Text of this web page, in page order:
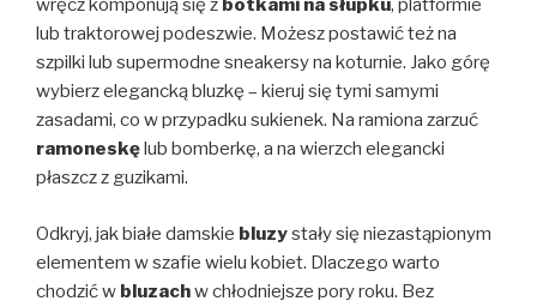
wręcz komponują się z botkami na słupku, platformie
lub traktorowej podeszwie. Możesz postawić też na
szpilki lub supermodne sneakersy na koturnie. Jako górę
wybierz elegancką bluzkę – kieruj się tymi samymi
zasadami, co w przypadku sukienek. Na ramiona zarzuć
ramoneskęlub bomberkę, a na wierzch elegancki
płaszcz z guzikami.
Odkryj, jak białe damskie bluzystały się niezastąpionym
elementem w szafie wielu kobiet. Dlaczego warto
chodzić w bluzachw chłodniejsze pory roku. Bez